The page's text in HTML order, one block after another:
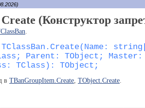
(Конструктор
.
TClass): TObject;
в TBanGroupItem.Create, TObject.Create.